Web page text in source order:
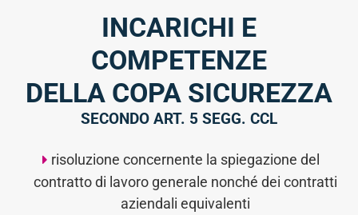
INCARICHI E
COMPETENZE
DELLA COPA SICUREZZA
SECONDO ART. 5 SEGG. CCL
risoluzione concernente la spiegazione del
contratto di lavoro generale nonché dei contratti
aziendali equivalenti